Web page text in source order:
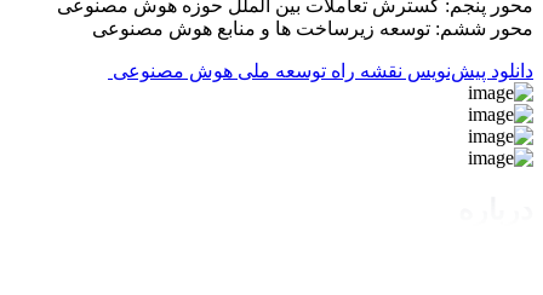
محور پنجم: گسترش تعاملات بین الملل حوزه هوش مصنوعی
محور ششم: توسعه زیرساخت ها و منابع هوش مصنوعی
دانلود پیش‌نویس نقشه راه توسعه ملی هوش مصنوعی